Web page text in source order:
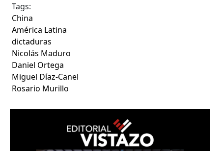
Tags:
China
América Latina
dictaduras
Nicolás Maduro
Daniel Ortega
Miguel Díaz-Canel
Rosario Murillo